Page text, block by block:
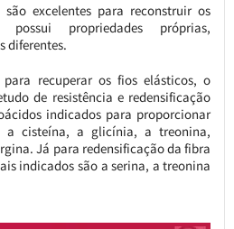
excelentes para reconstruir os
propriedades próprias,
diferentes.
recuperar os fios elásticos, o
de resistência e redensificação
indicados para proporcionar
a cisteína, a glicínia, a treonina,
Já para redensificação da fibra
indicados são a serina, a treonina